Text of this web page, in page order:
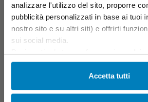
analizzare l’utilizzo del sito, proporre
pubblicità personalizzati in base ai tuoi
nostro sito e su altri siti) e offrirti
sui social media.
cliccando su Impostazioni dei cookie.
informazioni sono disponibili nella
nella
Accetta tutti
€ 2,79 -30% € 1,95
4+ Previo parere del Pediatra
AGGIUNGI AL CARRELLO